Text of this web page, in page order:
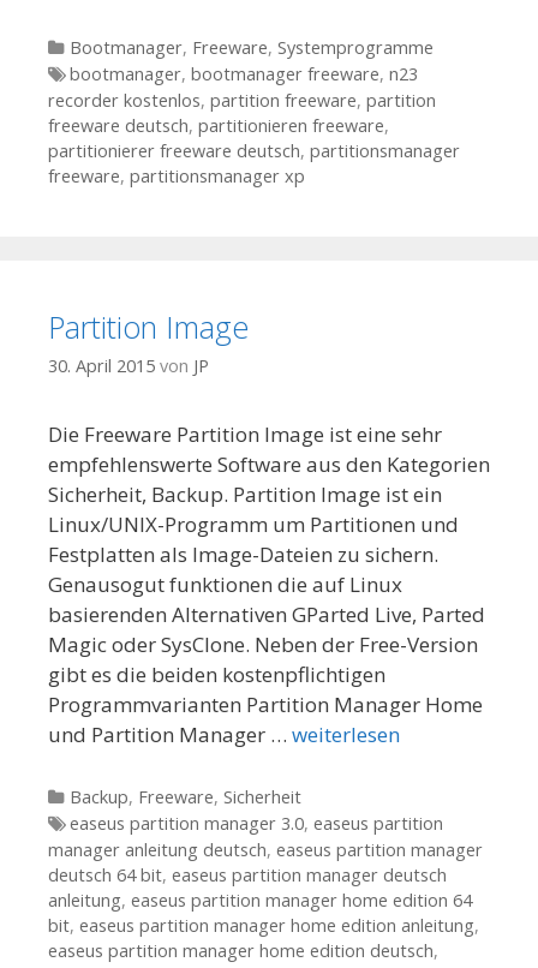
Kategorien
Bootmanager, Freeware, Systemprogramme
Tags
bootmanager, bootmanager freeware, n23
recorder kostenlos, partition freeware, partition
freeware deutsch, partitionieren freeware,
partitionierer freeware deutsch, partitionsmanager
freeware, partitionsmanager xp
Partition Image
30. April 2015 von JP
Die Freeware Partition Image ist eine sehr
empfehlenswerte Software aus den Kategorien
Sicherheit, Backup. Partition Image ist ein
Linux/UNIX-Programm um Partitionen und
Festplatten als Image-Dateien zu sichern.
Genausogut funktionen die auf Linux
basierenden Alternativen GParted Live, Parted
Magic oder SysClone. Neben der Free-Version
gibt es die beiden kostenpflichtigen
Programmvarianten Partition Manager Home
und Partition Manager … weiterlesen
Kategorien
Backup, Freeware, Sicherheit
Tags
easeus partition manager 3.0, easeus partition
manager anleitung deutsch, easeus partition manager
deutsch 64 bit, easeus partition manager deutsch
anleitung, easeus partition manager home edition 64
bit, easeus partition manager home edition anleitung,
easeus partition manager home edition deutsch,